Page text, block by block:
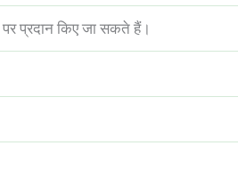
प्रदान किए जा सकते हैं।